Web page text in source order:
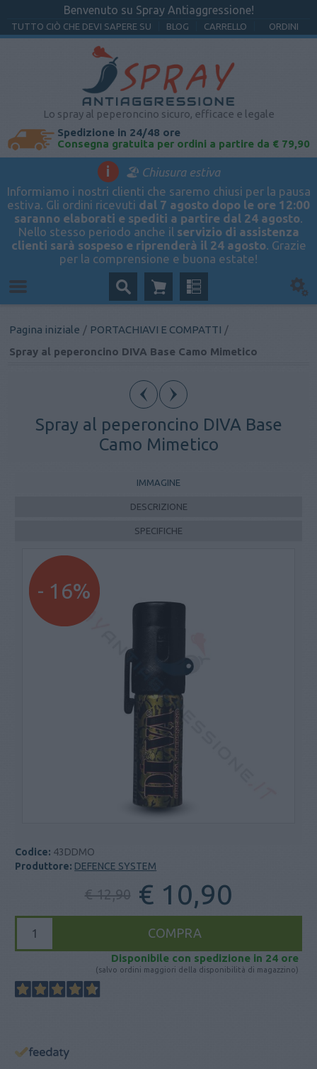
Benvenuto su Spray Antiaggressione!
TUTTO CIÒ CHE DEVI SAPERE SU BLOG CARRELLO ORDINI
Lo spray al peperoncino sicuro, efficace e legale
Spedizione in 24/48 ore
Consegna gratuita per ordini a partire da € 79,90
i
🏖️ Chiusura estiva
Informiamo i nostri clienti che saremo chiusi per la pausa
estiva. Gli ordini ricevuti dal 7 agosto dopo le ore 12:00
saranno elaborati e spediti a partire dal 24 agosto.
Nello stesso periodo anche il servizio di assistenza
clienti sarà sospeso e riprenderà il 24 agosto. Grazie
per la comprensione e buona estate!
Pagina iniziale / PORTACHIAVI E COMPATTI /
Spray al peperoncino DIVA Base Camo Mimetico
Spray al peperoncino DIVA Base
Camo Mimetico
IMMAGINE
DESCRIZIONE
SPECIFICHE
- 16%
Codice: 43DDMO
Produttore: DEFENCE SYSTEM
€ 12,90 € 10,90
Disponibile con spedizione in 24 ore
(salvo ordini maggiori della disponibilità di magazzino)